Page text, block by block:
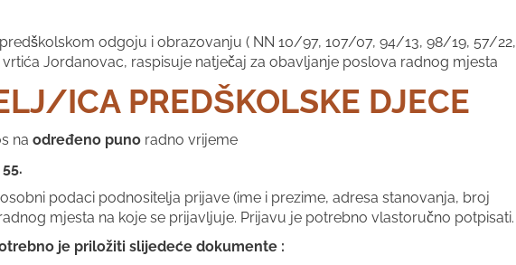
odgoju i obrazovanju ( NN 10/97, 107/07, 94/13, 98/19, 57/22,
Jordanovac, raspisuje natječaj za obavljanje poslova radnog mjesta
ICA PREDŠKOLSKE DJECE
na određeno puno radno vrijeme
podaci podnositelja prijave (ime i prezime, adresa stanovanja, broj
mjesta na koje se prijavljuje. Prijavu je potrebno vlastoručno potpisati.
je priložiti slijedeće dokumente :